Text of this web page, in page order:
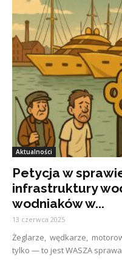
Aktualności
Petycja w
infrastruktury
wodniaków w...
13 czerwca 2025
Żeglarze, wędkarze,
tylko — to jest WASZA